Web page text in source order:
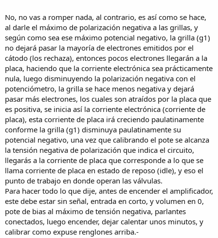
No, no vas a romper nada, al contrario, es así como se hace,
al darle el máximo de polarización negativa a las grillas, y
según como sea ese máximo potencial negativo, la grilla (g1)
no dejará pasar la mayoría de electrones emitidos por el
cátodo (los rechaza), entonces pocos electrones llegarán a la
placa, haciendo que la corriente electrónica sea prácticamente
nula, luego disminuyendo la polarización negativa con el
potenciómetro, la grilla se hace menos negativa y dejará
pasar más electrones, los cuales son atraídos por la placa que
es positiva, se inicia así la corriente electrónica (corriente de
placa), esta corriente de placa irá creciendo paulatinamente
conforme la grilla (g1) disminuya paulatinamente su
potencial negativo, una vez que calibrando el pote se alcanza
la tensión negativa de polarización que indica el circuito,
llegarás a la corriente de placa que corresponde a lo que se
llama corriente de placa en estado de reposo (idle), y eso el
punto de trabajo en donde operan las válvulas.
Para hacer todo lo que dije, antes de encender el amplificador,
este debe estar sin señal, entrada en corto, y volumen en 0,
pote de bias al máximo de tensión negativa, parlantes
conectados, luego encender, dejar calentar unos minutos, y
calibrar como expuse renglones arriba.-